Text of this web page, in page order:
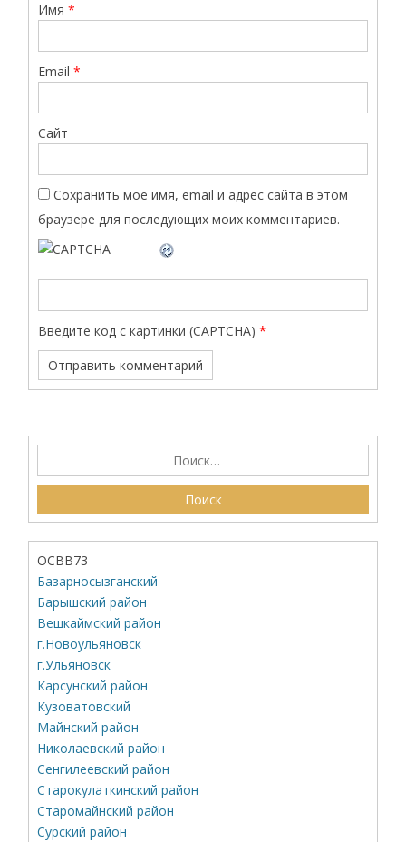
Имя*
Email*
Сайт
Сохранить моё имя, email и адрес сайта в этом
браузере для последующих моих комментариев.
Введите код с картинки (CAPTCHA) *
ОСВВ73
Базарносызганский
Барышский район
Вешкаймский район
г.Новоульяновск
г.Ульяновск
Карсунский район
Кузоватовский
Майнский район
Николаевский район
Сенгилеевский район
Старокулаткинский район
Старомайнский район
Сурский район